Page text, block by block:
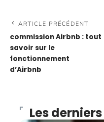
ARTICLE PRÉCÉDENT
commission Airbnb : tout
savoir sur le
fonctionnement
d’Airbnb
Les